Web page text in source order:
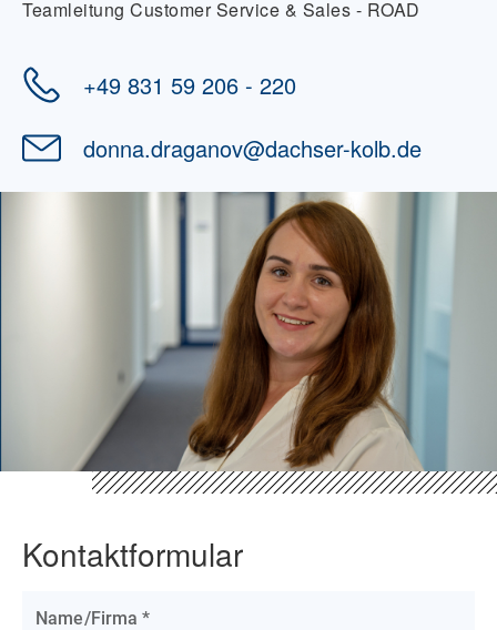
Teamleitung Customer Service & Sales - ROAD
+49 831 59 206 - 220
donna.draganov@dachser-kolb.de
Kontaktformular
Name/Firma *